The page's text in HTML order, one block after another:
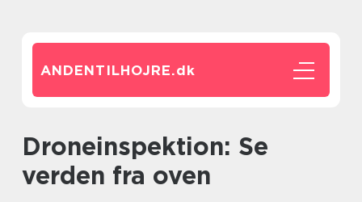
ANDENTILHOJRE.dk
Droneinspektion: Se
verden fra oven